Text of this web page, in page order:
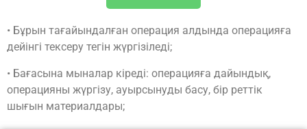
• Бұрын тағайындалған операция алдында операцияға
дейінгі тексеру тегін жүргізіледі;
• Бағасына мыналар кіреді: операцияға дайындық,
операцияны жүргізу, ауырсынуды басу, бір реттік
шығын материалдары;